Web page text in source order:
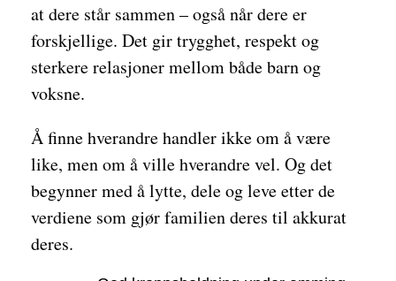
at dere står sammen – også når dere er
forskjellige. Det gir trygghet, respekt og
sterkere relasjoner mellom både barn og
voksne.
Å finne hverandre handler ikke om å være
like, men om å ville hverandre vel. Og det
begynner med å lytte, dele og leve etter de
verdiene som gjør familien deres til akkurat
deres.